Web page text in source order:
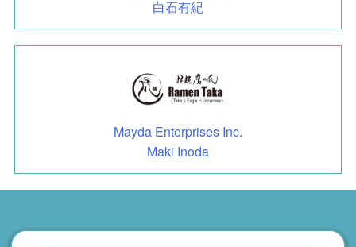
白石有紀
Mayda Enterprises Inc.
Maki Inoda